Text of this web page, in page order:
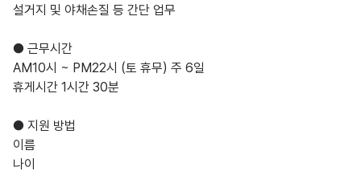
설거지 및 야채손질 등 간단 업무
● 근무시간
AM10시 ~ PM22시 (토 휴무) 주 6일
휴게시간 1시간 30분
● 지원 방법
이름
나이